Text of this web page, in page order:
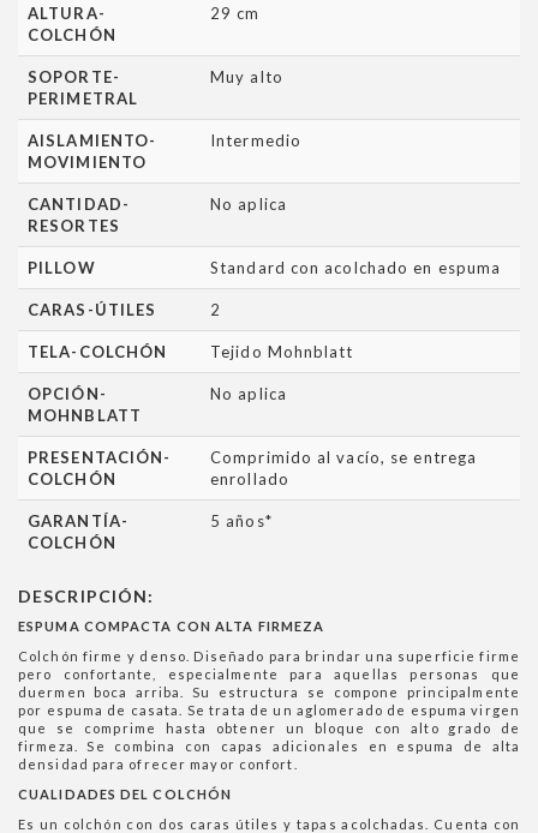
ALTURA-
COLCHÓN
29 cm
SOPORTE-
PERIMETRAL
Muy alto
AISLAMIENTO-
MOVIMIENTO
Intermedio
CANTIDAD-
RESORTES
No aplica
PILLOW Standard con acolchado en espuma
CARAS-ÚTILES 2
TELA-COLCHÓN Tejido Mohnblatt
OPCIÓN-
MOHNBLATT
No aplica
PRESENTACIÓN-
COLCHÓN
Comprimido al vacío, se entrega
enrollado
GARANTÍA-
COLCHÓN
5 años*
DESCRIPCIÓN:
ESPUMA COMPACTA CON ALTA FIRMEZA
Colchón firme y denso. Diseñado para brindar una superficie firme
pero confortante, especialmente para aquellas personas que
duermen boca arriba. Su estructura se compone principalmente
por espuma de casata. Se trata de un aglomerado de espuma virgen
que se comprime hasta obtener un bloque con alto grado de
firmeza. Se combina con capas adicionales en espuma de alta
densidad para ofrecer mayor confort.
CUALIDADES DEL COLCHÓN
Es un colchón con dos caras útiles y tapas acolchadas. Cuenta con